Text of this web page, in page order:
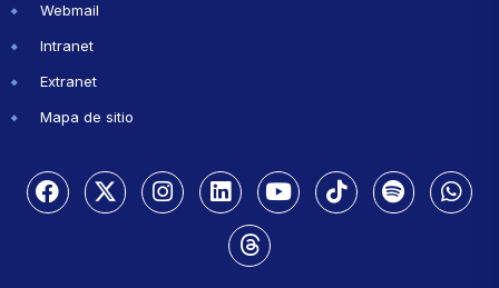
Webmail
Intranet
Extranet
Mapa de sitio